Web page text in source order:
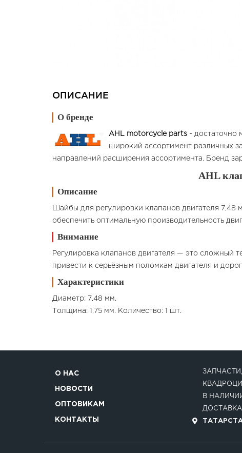
ОПИСАНИЕ
О бренде
AHL motorcycle parts - достаточно
широкий ассортимент различных
направлений расширения ассортимента. Бренд
AHL
Описание
Шайбы для регулировки клапанов двигателя
обеспечить оптимальную производительность
Внимание
Регулировка клапанов двигателя — это сложный
привести к серьёзным поломкам двигателя и
Характеристики
Диаметр: 7,48 мм.
Толщина: 1,75 мм. Количество: 1 шт.
О НАС
НОВОСТИ
ОПТОВИКАМ
КОНТАКТЫ
В